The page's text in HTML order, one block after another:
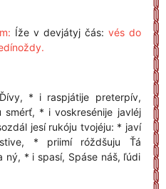
Íže v devjátyj čás: vés do
* i raspjátije preterpív,
smérť, * i voskresénije javléj
jesí rukóju tvojéju: * javí
* priimí róždšuju Ťá
ný, * i spasí, Spáse náš, ľúdi